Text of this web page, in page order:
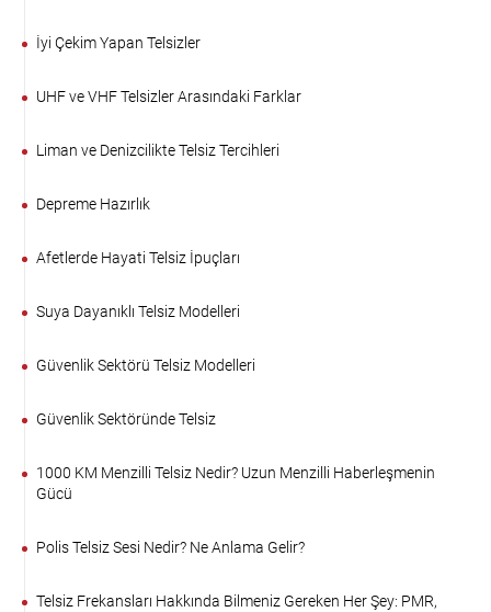
İyi Çekim Yapan Telsizler
UHF ve VHF Telsizler Arasındaki Farklar
Liman ve Denizcilikte Telsiz Tercihleri
Depreme Hazırlık
Afetlerde Hayati Telsiz İpuçları
Suya Dayanıklı Telsiz Modelleri
Güvenlik Sektörü Telsiz Modelleri
Güvenlik Sektöründe Telsiz
1000 KM Menzilli Telsiz Nedir? Uzun Menzilli Haberleşmenin
Gücü
Polis Telsiz Sesi Nedir? Ne Anlama Gelir?
Telsiz Frekansları Hakkında Bilmeniz Gereken Her Şey: PMR,